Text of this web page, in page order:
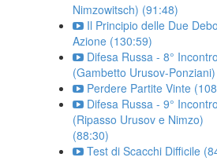
Nimzowitsch) (91:48)
Il Principio delle Due
Azione (130:59)
Difesa Russa - 8° Incontro
(Gambetto Urusov-
Perdere Partite Vinte
Difesa Russa - 9° Incontro
(Ripasso Urusov e Nimzo)
(88:30)
Test di Scacchi Difficile